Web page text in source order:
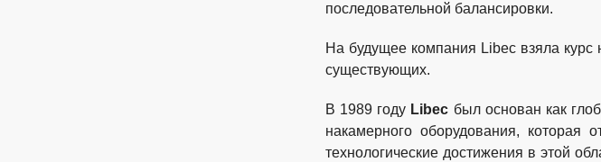
последовательной балансировки.
На будущее компания Libec взяла
существующих.
В 1989 году Libec был основан как
накамерного оборудования, которая
технологические достижения в этой